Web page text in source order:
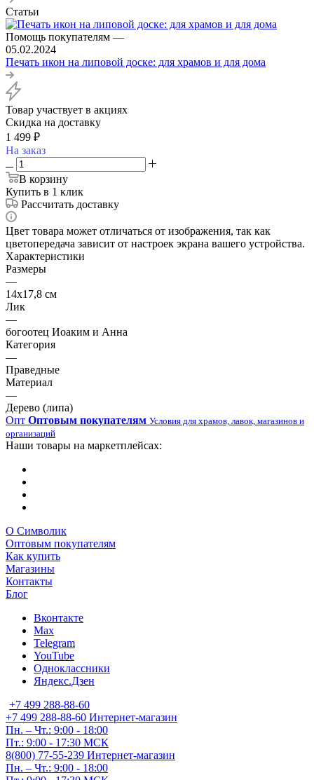
Статьи
Помощь покупателям —
05.02.2024
Печать икон на липовой доске: для храмов и для дома
Товар участвует в акциях
Скидка на доставку
1 499 ₽
На заказ
В корзину
Купить в 1 клик
Рассчитать доставку
Цвет товара может отличаться от изображения, так как
цветопередача зависит от настроек экрана вашего устройства.
Характеристики
Размеры
—
14х17,8 см
Лик
—
богоотец Иоаким и Анна
Категория
—
Праведные
Материал
—
Дерево (липа)
Опт Оптовым покупателям Условия для храмов, лавок, магазинов и
организаций
Наши товары на маркетплейсах:
О Символик
Оптовым покупателям
Как купить
Магазины
Контакты
Блог
Вконтакте
Max
Telegram
YouTube
Одноклассники
Яндекс.Дзен
+7 499 288-88-60
+7 499 288-88-60 Интернет-магазин
Пн. – Чт.: 9:00 - 18:00
Пт.: 9:00 - 17:30 МСК
8(800) 77-55-239 Интернет-магазин
Пн. – Чт.: 9:00 - 18:00